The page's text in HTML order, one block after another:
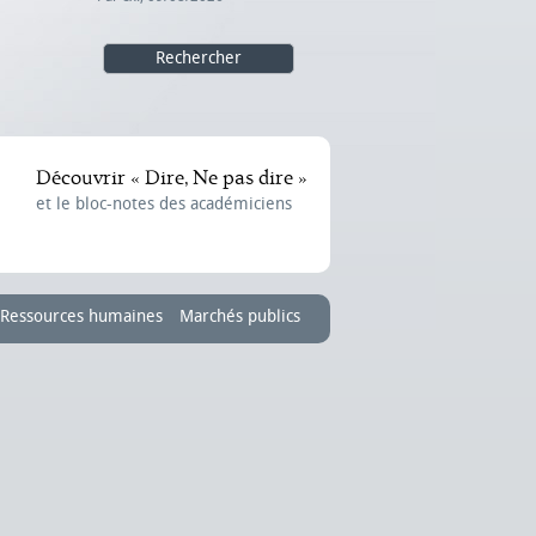
Découvrir « Dire, Ne pas dire »
et le bloc-notes des académiciens
Ressources humaines Marchés publics